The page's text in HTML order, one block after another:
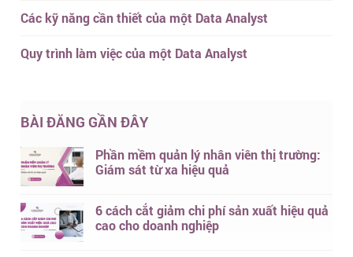
Các kỹ năng cần thiết của một Data Analyst
Quy trình làm việc của một Data Analyst
BÀI ĐĂNG GẦN ĐÂY
Phần mềm quản lý nhân viên thị trường:
Giám sát từ xa hiệu quả
6 cách cắt giảm chi phí sản xuất hiệu quả
cao cho doanh nghiệp